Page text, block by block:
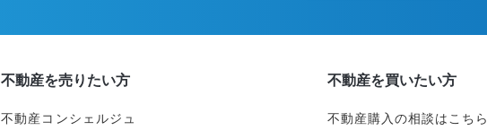
不動産を売りたい方
不動産コンシェルジュ
不動産を買いたい方
不動産購入の相談はこちら